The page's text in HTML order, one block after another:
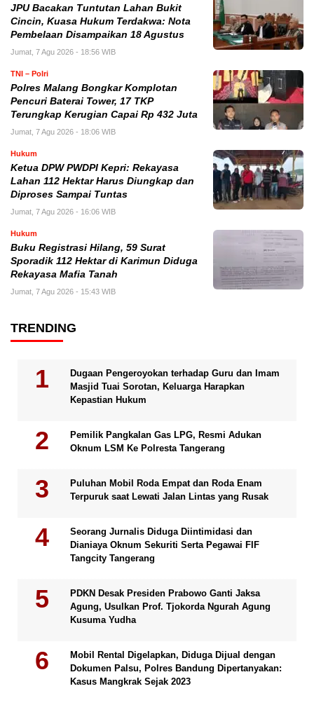
JPU Bacakan Tuntutan Lahan Bukit
Cincin, Kuasa Hukum Terdakwa: Nota
Pembelaan Disampaikan 18 Agustus
Jumat, 7 Agu 2026 - 18:56 WIB
TNI – Polri
Polres Malang Bongkar Komplotan
Pencuri Baterai Tower, 17 TKP
Terungkap Kerugian Capai Rp 432 Juta
Jumat, 7 Agu 2026 - 18:06 WIB
Hukum
Ketua DPW PWDPI Kepri: Rekayasa
Lahan 112 Hektar Harus Diungkap dan
Diproses Sampai Tuntas
Jumat, 7 Agu 2026 - 16:06 WIB
Hukum
Buku Registrasi Hilang, 59 Surat
Sporadik 112 Hektar di Karimun Diduga
Rekayasa Mafia Tanah
Jumat, 7 Agu 2026 - 15:43 WIB
TRENDING
Dugaan Pengeroyokan terhadap Guru dan Imam
Masjid Tuai Sorotan, Keluarga Harapkan
Kepastian Hukum
Pemilik Pangkalan Gas LPG, Resmi Adukan
Oknum LSM Ke Polresta Tangerang
Puluhan Mobil Roda Empat dan Roda Enam
Terpuruk saat Lewati Jalan Lintas yang Rusak
Seorang Jurnalis Diduga Diintimidasi dan
Dianiaya Oknum Sekuriti Serta Pegawai FIF
Tangcity Tangerang
PDKN Desak Presiden Prabowo Ganti Jaksa
Agung, Usulkan Prof. Tjokorda Ngurah Agung
Kusuma Yudha
Mobil Rental Digelapkan, Diduga Dijual dengan
Dokumen Palsu, Polres Bandung Dipertanyakan:
Kasus Mangkrak Sejak 2023